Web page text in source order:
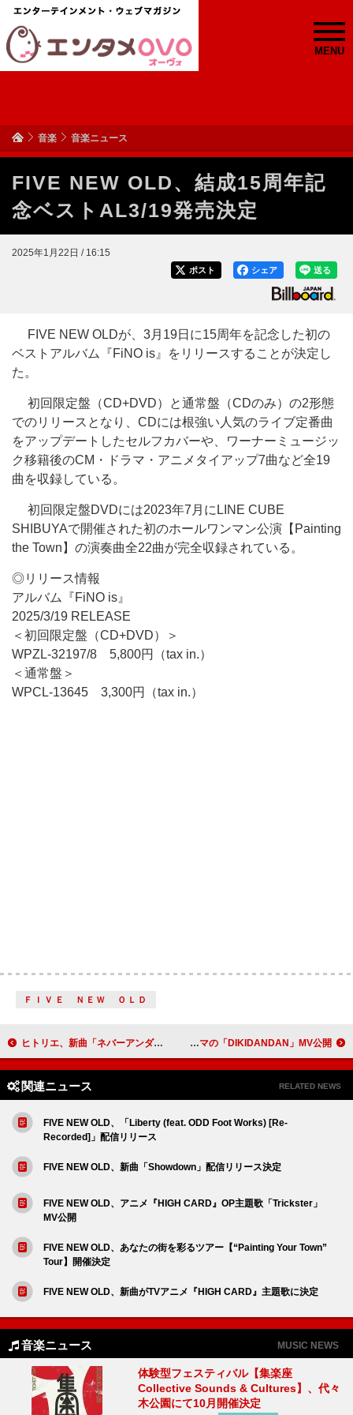
MENU
音楽 音楽ニュース
FIVE NEW OLD、結成15周年記
念ベストAL3/19発売決定
2025年1月22日 / 16:15
送る
シェア
ポスト
FIVE NEW OLDが、3月19日に15周年を記念した初の
ベストアルバム『FiNO is』をリリースすることが決定し
た。
初回限定盤（CD+DVD）と通常盤（CDのみ）の2形態
でのリリースとなり、CDには根強い人気のライブ定番曲
をアップデートしたセルフカバーや、ワーナーミュージッ
ク移籍後のCM・ドラマ・アニメタイアップ7曲など全19
曲を収録している。
初回限定盤DVDには2023年7月にLINE CUBE
SHIBUYAで開催された初のホールワンマン公演【Painting
the Town】の演奏曲全22曲が完全収録されている。
◎リリース情報
アルバム『FiNO is』
2025/3/19 RELEASE
＜初回限定盤（CD+DVD）＞
WPZL-32197/8 5,800円（tax in.）
＜通常盤＞
WPCL-13645 3,300円（tax in.）
ＦＩＶＥ ＮＥＷ ＯＬＤ
ヒトリエ、新曲「ネバーアンダースタンド」MVプレミア公開決定 THE ORAL CIGARETTES、固定概念を覆す“パラダイムシフト”がテーマの「DIKIDANDAN」MV公開
関連ニュース RELATED NEWS
FIVE NEW OLD、「Liberty (feat. ODD Foot Works) [Re-
Recorded]」配信リリース
FIVE NEW OLD、新曲「Showdown」配信リリース決定
FIVE NEW OLD、アニメ『HIGH CARD』OP主題歌「Trickster」
MV公開
FIVE NEW OLD、あなたの街を彩るツアー【“Painting Your Town”
Tour】開催決定
FIVE NEW OLD、新曲がTVアニメ『HIGH CARD』主題歌に決定
音楽ニュース MUSIC NEWS
体験型フェスティバル【集楽座
Collective Sounds & Cultures】、代々
木公園にて10月開催決定